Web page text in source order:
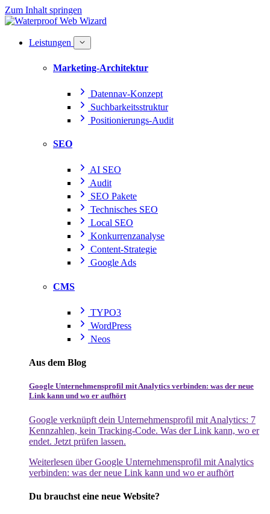
Zum Inhalt springen
Leistungen
Marketing-Architektur
Datennav-Konzept
Suchbarkeitsstruktur
Positionierungs-Audit
SEO
AI SEO
Audit
SEO Pakete
Technisches SEO
Local SEO
Konkurrenzanalyse
Content-Strategie
Google Ads
CMS
TYPO3
WordPress
Neos
Aus dem Blog
Google Unternehmensprofil mit Analytics verbinden: was der neue
Link kann und wo er aufhört
Google verknüpft dein Unternehmensprofil mit Analytics: 7
Kennzahlen, kein Tracking-Code. Was der Link kann, wo er
endet. Jetzt prüfen lassen.
Weiterlesen über Google Unternehmensprofil mit Analytics
verbinden: was der neue Link kann und wo er aufhört
Du brauchst eine neue Website?